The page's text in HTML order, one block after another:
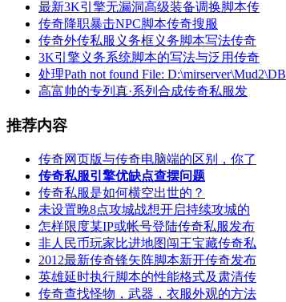
最新3K引擎无漏洞高级装备调换脚本传
传奇降职暴击NPC脚本传奇搜服
传奇外传私服义务框义务脚本写法传奇
3K引擎义务系统脚本的写法与泛用传奇
处理Path not found File: D:\mirserver\Mud2\DB
高富帅的专列真·系列合成传奇私服发
推荐内容
传奇网页版与传奇电脑端的区别，你了
传奇私服引擎优缺点查摆问题
传奇私服是如何横空出世的？
未设置晚8点攻城战想开启持续攻城的
怎样限度某IP或帐号登陆传奇私服发布
非人民币玩家比进地图闯王宝藏传奇私
2012最新传奇锋矢阵脚本新开传奇发布
英雄延时执行脚本的性能格式及肃清传
传奇查找怪物，武器，衣服外观的方法